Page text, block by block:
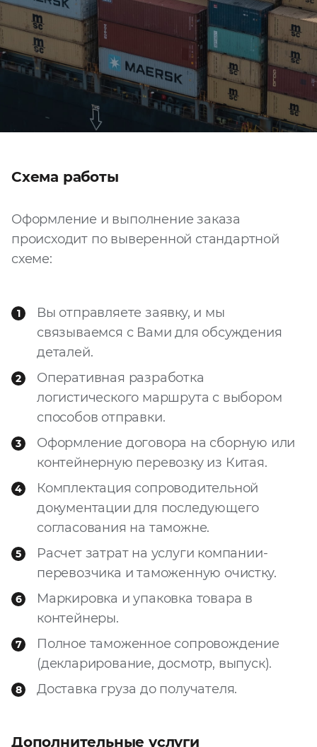
Схема работы
Оформление и выполнение заказа
происходит по выверенной стандартной
схеме:
Вы отправляете заявку, и мы
связываемся с Вами для обсуждения
деталей.
Оперативная разработка
логистического маршрута с выбором
способов отправки.
Оформление договора на сборную или
контейнерную перевозку из Китая.
Комплектация сопроводительной
документации для последующего
согласования на таможне.
Расчет затрат на услуги компании-
перевозчика и таможенную очистку.
Маркировка и упаковка товара в
контейнеры.
Полное таможенное сопровождение
(декларирование, досмотр, выпуск).
Доставка груза до получателя.
Дополнительные услуги